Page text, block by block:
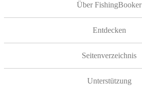
Über FishingBooker
Entdecken
Seitenverzeichnis
Unterstützung